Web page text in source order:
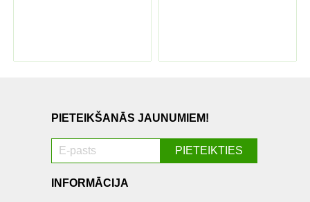
PIETEIKŠANĀS JAUNUMIEM!
INFORMĀCIJA